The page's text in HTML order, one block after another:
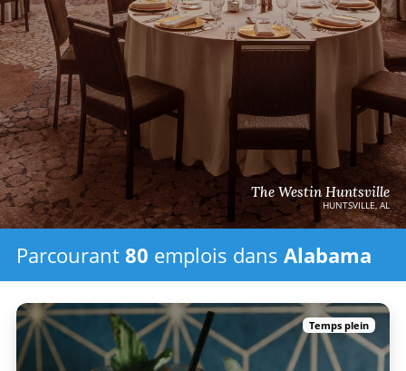
The Westin Huntsville
HUNTSVILLE, AL
Parcourant 80 emplois dans Alabama
Temps plein